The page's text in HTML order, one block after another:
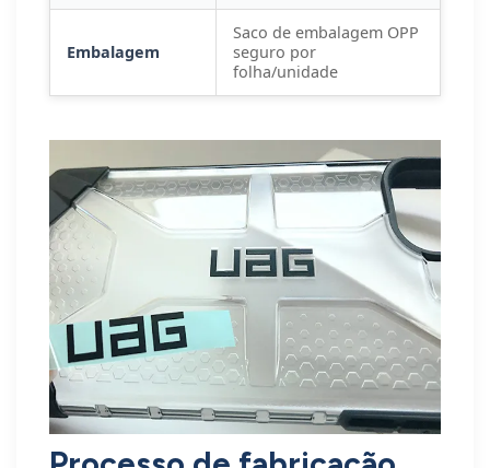
Embalagem
Saco de embalagem OPP
seguro por
folha/unidade